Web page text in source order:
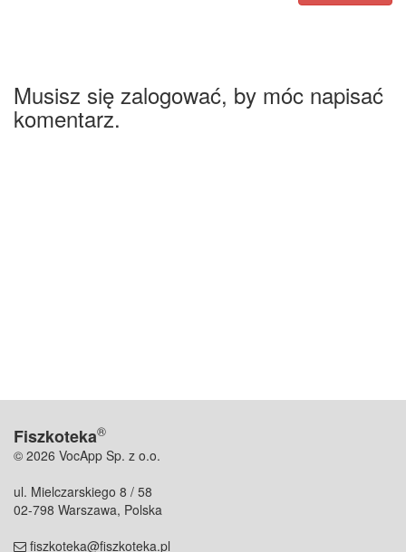
Musisz się zalogować, by móc napisać
komentarz.
Fiszkoteka®
© 2026 VocApp Sp. z o.o.
ul. Mielczarskiego 8 / 58
02-798 Warszawa, Polska
fiszkoteka@fiszkoteka.pl